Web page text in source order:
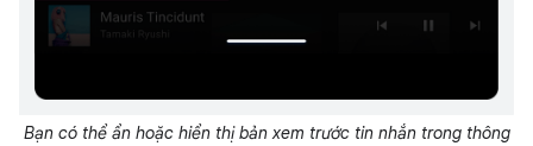
Bạn có thể ẩn hoặc hiển thị bản xem trước tin nhắn trong thông